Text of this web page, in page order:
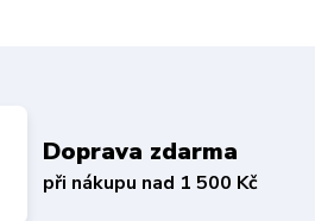
Doprava zdarma
při nákupu nad 1 500 Kč